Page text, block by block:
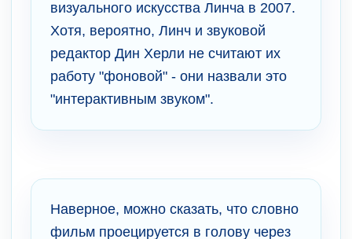
визуального искусства Линча в 2007.
Хотя, вероятно, Линч и звуковой
редактор Дин Херли не считают их
работу "фоновой" - они назвали это
"интерактивным звуком".
Наверное, можно сказать, что словно
фильм проецируется в голову через